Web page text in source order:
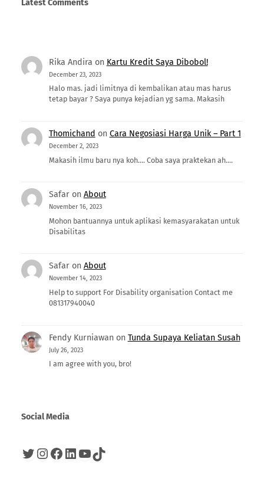
Latest Comments
Rika Andira on Kartu Kredit Saya Dibobol!
December 23, 2023
Halo mas. jadi limitnya di kembalikan atau mas harus
tetap bayar ? Saya punya kejadian yg sama. Makasih
Thomichand on Cara Negosiasi Harga Unik – Part 1
December 2, 2023
Makasih ilmu baru nya koh.... Coba saya praktekan ah....
Safaron About
November 16, 2023
Mohon bantuannya untuk aplikasi kemasyarakatan untuk
Disabilitas
Safaron About
November 14, 2023
Help to support For Disability organisation Contact me
081317940040
Fendy Kurniawanon Tunda Supaya Keliatan Susah
July 26, 2023
I am agree with you, bro!
Social Media
Twitter
Instagram
Facebook
LinkedIn
YouTube
TikTok